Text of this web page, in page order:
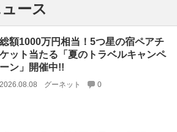
ース
総額1000万円相当！5つ星の宿ペアチ
ケット当たる「夏のトラベルキャンペ
ーン」開催中!!
2026.08.08 グーネット 0